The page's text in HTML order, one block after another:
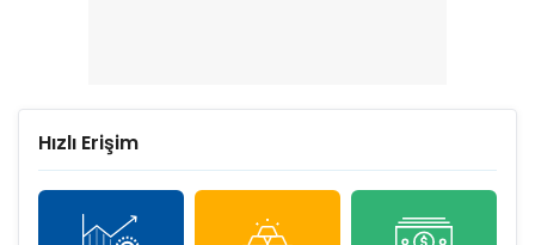
Hızlı Erişim